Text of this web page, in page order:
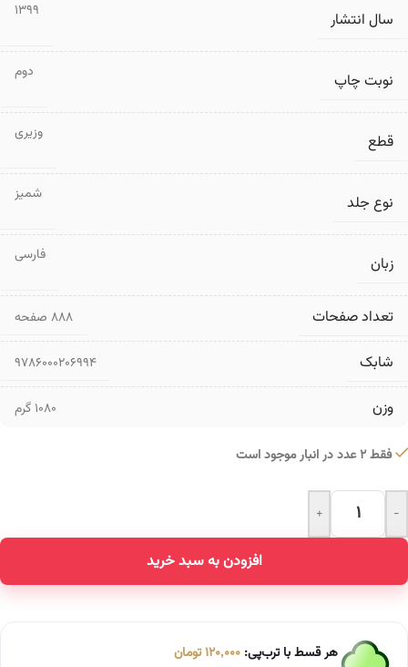
سال انتشار 1399
نوبت چاپ دوم
قطع وزیری
نوع جلد شمیز
زبان فارسی
تعداد صفحات ۸۸۸ صفحه
شابک 9786000206994
وزن 1080 گرم
فقط 2 عدد در انبار موجود است
-
+
افزودن به سبد خرید
Alternative:
هر قسط با ترب‌پی: 120,000تومان